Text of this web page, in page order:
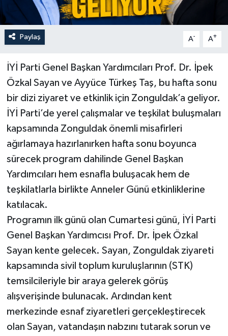
Paylaş A- A+
​İYİ Parti Genel Başkan Yardımcıları Prof. Dr. İpek
Özkal Sayan ve Ayyüce Türkeş Taş, bu hafta sonu
bir dizi ziyaret ve etkinlik için Zonguldak’a geliyor.
İYİ Parti’de yerel çalışmalar ve teşkilat buluşmaları
kapsamında Zonguldak önemli misafirleri
ağırlamaya hazırlanırken hafta sonu boyunca
sürecek program dahilinde Genel Başkan
Yardımcıları hem esnafla buluşacak hem de
teşkilatlarla birlikte Anneler Günü etkinliklerine
katılacak.
Programın ilk günü olan Cumartesi günü, İYİ Parti
Genel Başkan Yardımcısı Prof. Dr. İpek Özkal
Sayan kente gelecek. Sayan, Zonguldak ziyareti
kapsamında sivil toplum kuruluşlarının (STK)
temsilcileriyle bir araya gelerek görüş
alışverişinde bulunacak. Ardından kent
merkezinde esnaf ziyaretleri gerçekleştirecek
olan Sayan, vatandaşın nabzını tutarak sorun ve
Ulusal